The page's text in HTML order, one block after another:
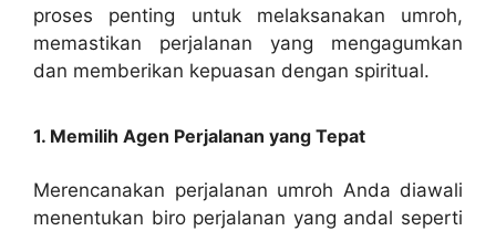
proses penting untuk melaksanakan umroh,
memastikan perjalanan yang mengagumkan
dan memberikan kepuasan dengan spiritual.
1. Memilih Agen Perjalanan yang Tepat
Merencanakan perjalanan umroh Anda diawali
menentukan biro perjalanan yang andal seperti